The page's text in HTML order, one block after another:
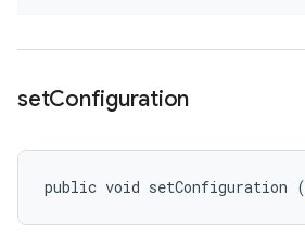
setConfiguration
public void setConfiguration (